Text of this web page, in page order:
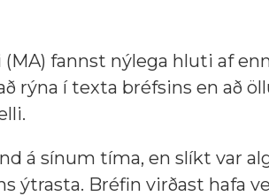
fannst nýlega hluti af
rýna í texta bréfsins en að
á sínum tíma, en slíkt var
Bréfin virðast hafa